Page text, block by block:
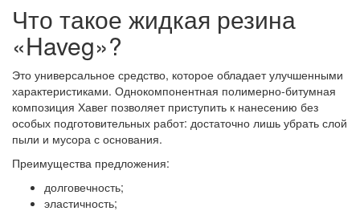
Что такое жидкая резина
«Haveg»?
Это универсальное средство, которое обладает улучшенными
характеристиками. Однокомпонентная полимерно-битумная
композиция Хавег позволяет приступить к нанесению без
особых подготовительных работ: достаточно лишь убрать слой
пыли и мусора с основания.
Преимущества предложения:
долговечность;
эластичность;